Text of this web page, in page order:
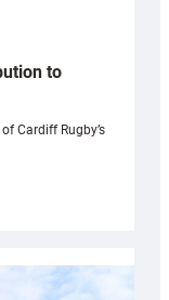
to
Cardiff Rugby’s